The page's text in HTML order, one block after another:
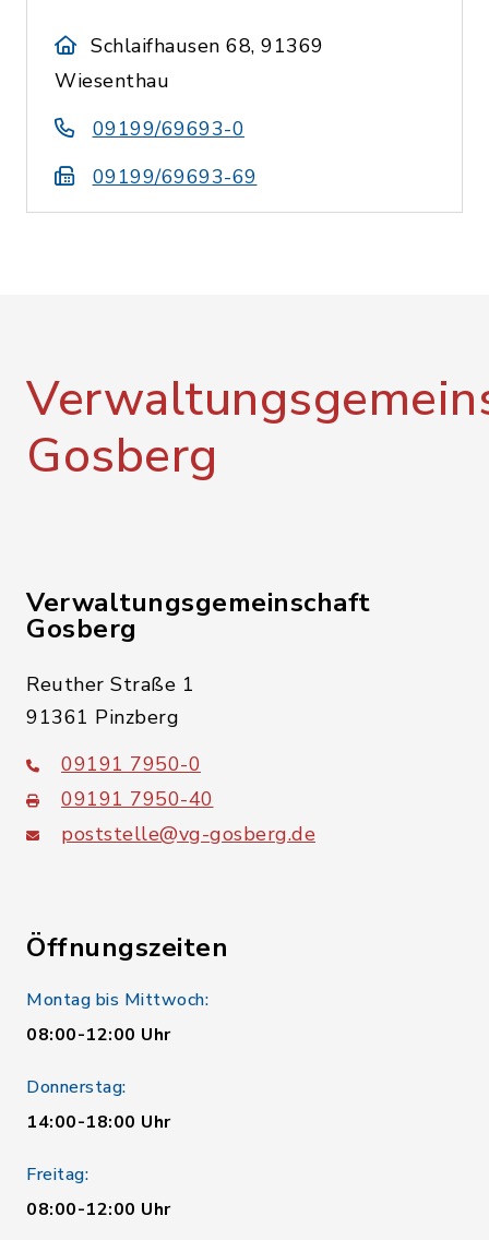
Schlaifhausen 68, 91369
Wiesenthau
09199/69693-0
09199/69693-69
Gosberg
Verwaltungsgemeinschaft
Gosberg
Reuther Straße 1
91361 Pinzberg
09191 7950-0
09191 7950-40
poststelle@vg-gosberg.de
Öffnungszeiten
Montag bis Mittwoch:
08:00-12:00 Uhr
Donnerstag:
14:00-18:00 Uhr
Freitag:
08:00-12:00 Uhr